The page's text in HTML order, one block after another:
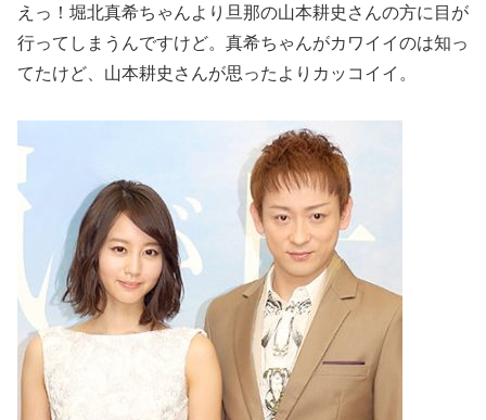
えっ！堀北真希ちゃんより旦那の山本耕史さんの方に目が
行ってしまうんですけど。真希ちゃんがカワイイのは知っ
てたけど、山本耕史さんが思ったよりカッコイイ。